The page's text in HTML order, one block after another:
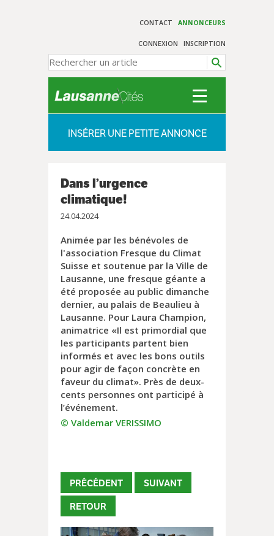
CONTACT ANNONCEURS
CONNEXION INSCRIPTION
INSÉRER UNE PETITE ANNONCE
Dans l’urgence
climatique!
24.04.2024
Animée par les bénévoles de
l'association Fresque du Climat
Suisse et soutenue par la Ville de
Lausanne, une fresque géante a
été proposée au public dimanche
dernier, au palais de Beaulieu à
Lausanne. Pour Laura Champion,
animatrice «Il est primordial que
les participants partent bien
informés et avec les bons outils
pour agir de façon concrète en
faveur du climat». Près de deux-
cents personnes ont participé à
l’événement.
© Valdemar VERISSIMO
PRÉCÉDENT
SUIVANT
RETOUR